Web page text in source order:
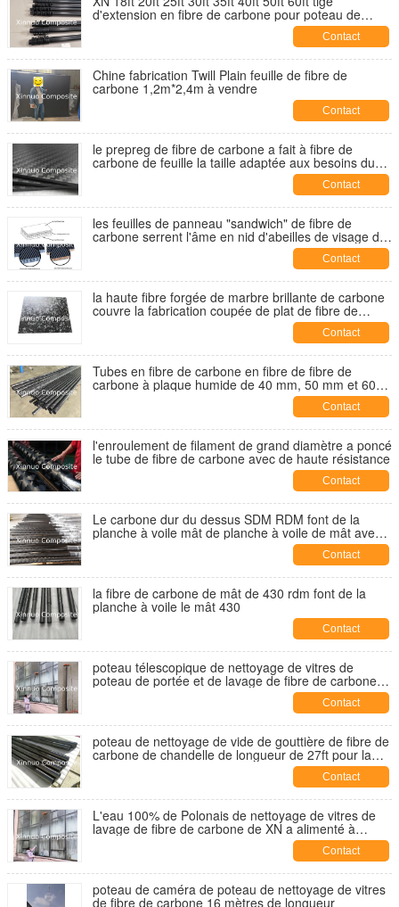
d'extension en fibre de carbone pour poteau de
sauvetage poteau télescopique en fibre de carbone
Contact
Chine fabrication Twill Plain feuille de fibre de
carbone 1,2m*2,4m à vendre
Contact
le prepreg de fibre de carbone a fait à fibre de
carbone de feuille la taille adaptée aux besoins du
Contact
les feuilles de panneau "sandwich" de fibre de
carbone serrent l'âme en nid d'abeilles de visage de
fibre de carbone et en aluminium composéeContact
la haute fibre forgée de marbre brillante de carbone
couvre la fabrication coupée de plat de fibre de
Contact
Tubes en fibre de carbone en fibre de fibre de
carbone à plaque humide de 40 mm, 50 mm et 60
Contact
l'enroulement de filament de grand diamètre a poncé
le tube de fibre de carbone avec de haute résistance
Contact
Le carbone dur du dessus SDM RDM font de la
planche à voile mât de planche à voile de mât avec
la coutume 100% de carbone du carbone 40% du
Contact
la fibre de carbone de mât de 430 rdm font de la
planche à voile le mât 430
Contact
poteau télescopique de nettoyage de vitres de
poteau de portée et de lavage de fibre de carbone
de poteau de tube de fibre de carbone long avec la
Contact
poteau de nettoyage de vide de gouttière de fibre de
carbone de chandelle de longueur de 27ft pour la
Contact
L'eau 100% de Polonais de nettoyage de vitres de
lavage de fibre de carbone de XN a alimenté à
Contact
poteau de caméra de poteau de nettoyage de vitres
de fibre de carbone 16 mètres de longueur